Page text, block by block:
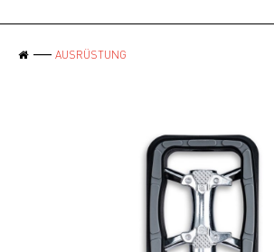
AUSRÜSTUNG